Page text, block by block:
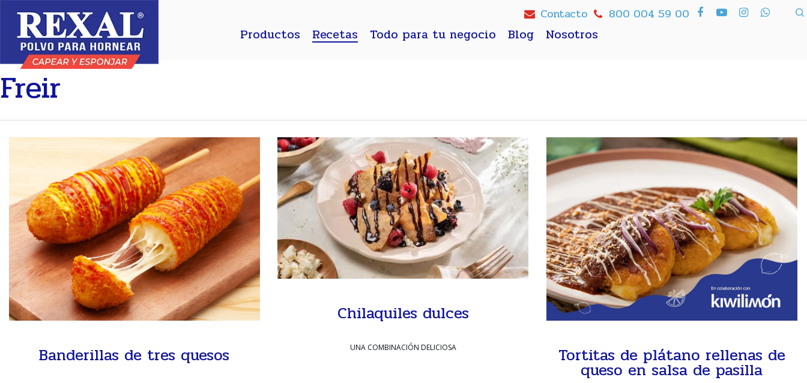
Presione enter para buscar o ESC para cerrar
Productos Recetas Todo para tu negocio Blog Nosotros
Contacto 800 004 59 00
Freir
Banderillas de tres quesos
Chilaquiles dulces
UNA COMBINACIÓN DELICIOSA Tortitas de plátano rellenas de
queso en salsa de pasilla